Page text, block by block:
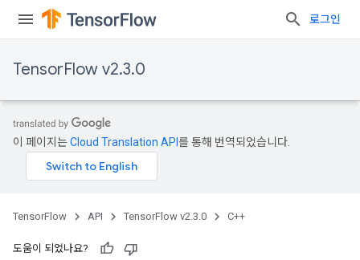
로그인
TensorFlow v2.3.0
이 페이지는Cloud Translation API 를 통해 번역되었습니다.
TensorFlow API TensorFlow v2.3.0 C++
도움이 되었나요?